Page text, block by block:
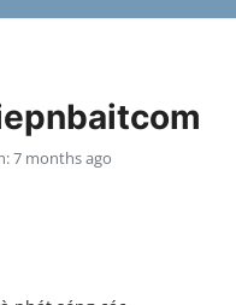
7 months ago